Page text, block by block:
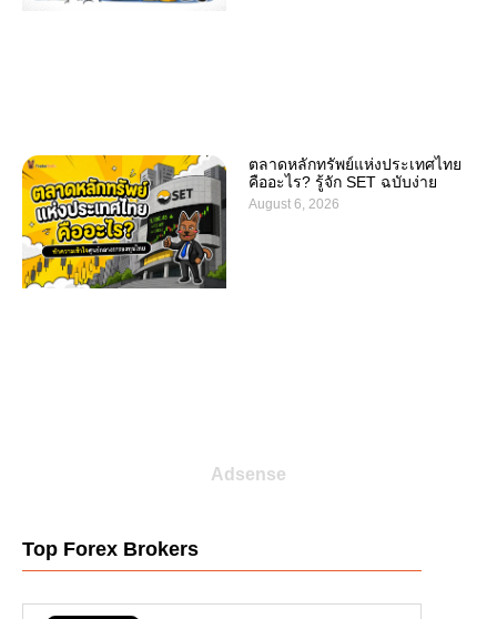
ตลาดหลักทรัพย์แห่งประเทศไทย
คืออะไร? รู้จัก SET ฉบับง่าย
August 6, 2026
Adsense
Top Forex Brokers